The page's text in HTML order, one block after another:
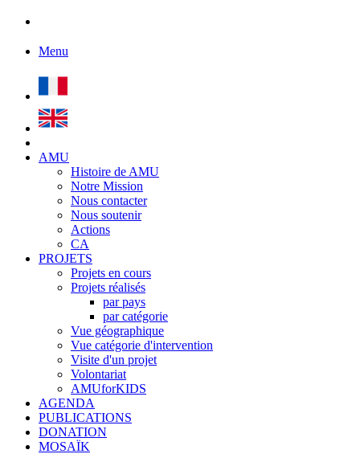
Menu
AMU
Histoire de AMU
Notre Mission
Nous contacter
Nous soutenir
Actions
CA
PROJETS
Projets en cours
Projets réalisés
par pays
par catégorie
Vue géographique
Vue catégorie d'intervention
Visite d'un projet
Volontariat
AMUforKIDS
AGENDA
PUBLICATIONS
DONATION
MOSAÏK